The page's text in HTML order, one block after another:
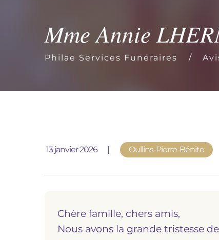
d'obsèques, nos équipe s'engage à vous
répondre dans les meilleurs délais.
Mme Annie
Philae Services Funéraires
Publié le
13 janvier 2026 Oullins-Pierre-Bénite
Chère famille, chers amis,
Nous avons la grande tristesse